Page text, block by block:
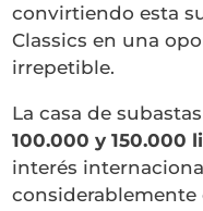
convirtiendo esta
Classics en una
irrepetible.
La casa de
100.000 y 150.000
interés
considerablemente